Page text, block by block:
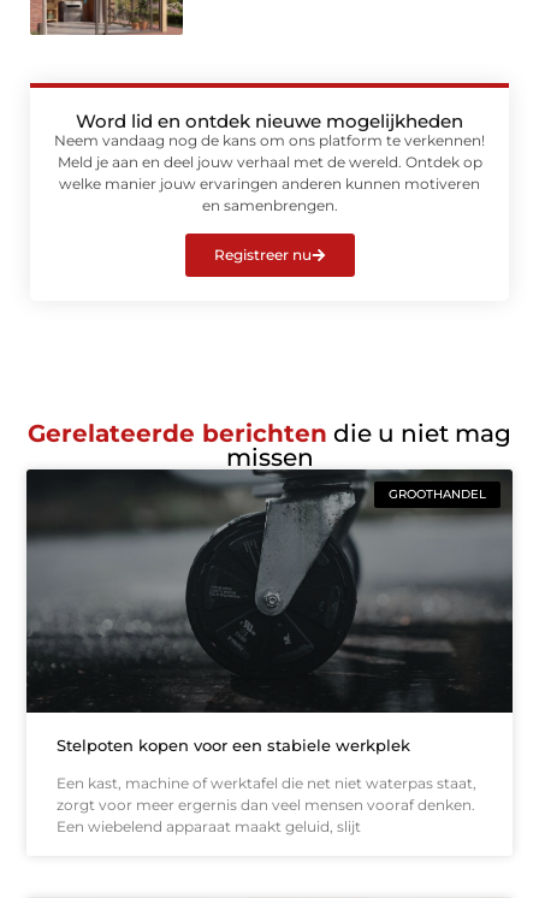
Word lid en ontdek nieuwe mogelijkheden
Neem vandaag nog de kans om ons platform te verkennen!
Meld je aan en deel jouw verhaal met de wereld. Ontdek op
welke manier jouw ervaringen anderen kunnen motiveren
en samenbrengen.
Registreer nu
Gerelateerde berichten die u niet mag
missen
GROOTHANDEL
Stelpoten kopen voor een stabiele werkplek
Een kast, machine of werktafel die net niet waterpas staat,
zorgt voor meer ergernis dan veel mensen vooraf denken.
Een wiebelend apparaat maakt geluid, slijt